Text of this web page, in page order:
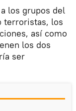
los grupos del
terroristas, los
así como
los dos
ser